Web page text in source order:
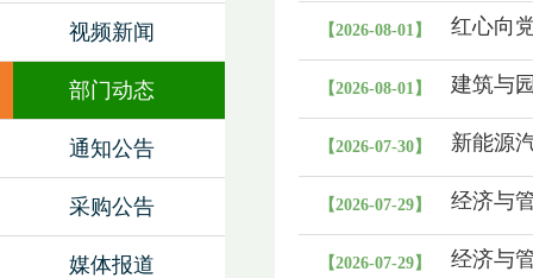
视频新闻
部门动态
通知公告
采购公告
媒体报道
【2026-08-01】
红心向
童活动
【2026-08-01】 建筑与
【2026-07-30】 新能源
【2026-07-29】 经济与
【2026-07-29】 经济与